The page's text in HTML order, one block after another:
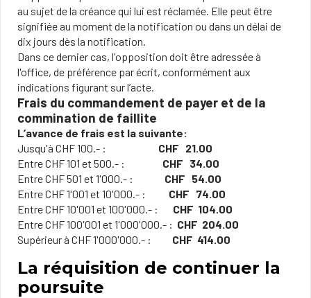
au sujet de la créance qui lui est réclamée. Elle peut être
signifiée au moment de la notification ou dans un délai de
dix jours dès la notification.
Dans ce dernier cas, l'opposition doit être adressée à
l'office, de préférence par écrit, conformément aux
indications figurant sur l’acte.
Frais du commandement de payer et de la
commination de faillite
L’avance de frais est la suivante:
Jusqu'à CHF 100.- : CHF 21.00
Entre CHF 101 et 500.- : CHF 34.00
Entre CHF 501 et 1'000.- : CHF 54.00
Entre CHF 1'001 et 10'000.- : CHF 74.00
Entre CHF 10'001 et 100'000.- : CHF 104.00
Entre CHF 100'001 et 1'000'000.- : CHF 204.00
Supérieur à CHF 1'000'000.- : CHF ​ 414.00
La réquisition de continuer la
poursuite